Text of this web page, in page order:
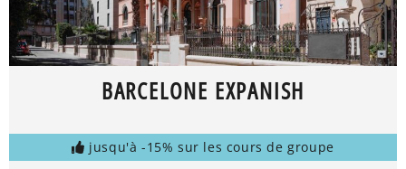
BARCELONE EXPANISH
jusqu'à -15% sur les cours de groupe